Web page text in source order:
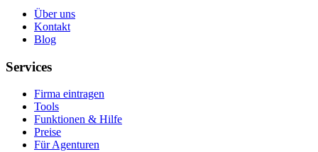
Über uns
Kontakt
Blog
Services
Firma eintragen
Tools
Funktionen & Hilfe
Preise
Für Agenturen